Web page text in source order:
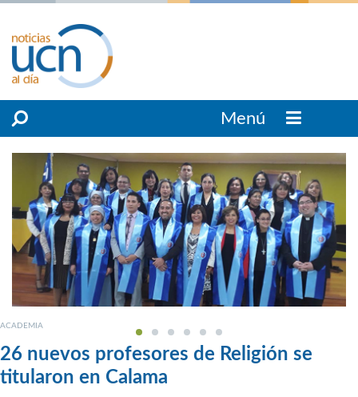
Menú
ACADEMIA
26 nuevos profesores de Religión se
titularon en Calama